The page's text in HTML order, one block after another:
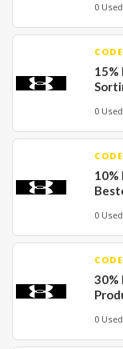
0
15%
0
10%
0
30%
0